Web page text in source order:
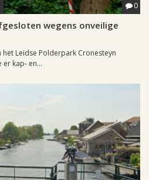
0
wegens onveilige
Leidse Polderpark Cronesteyn
kap- en...